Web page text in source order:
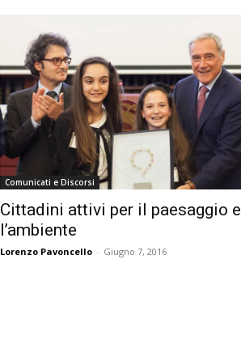
Comunicati e Discorsi
Cittadini attivi per il paesaggio e
l’ambiente
Lorenzo Pavoncello - Giugno 7, 2016